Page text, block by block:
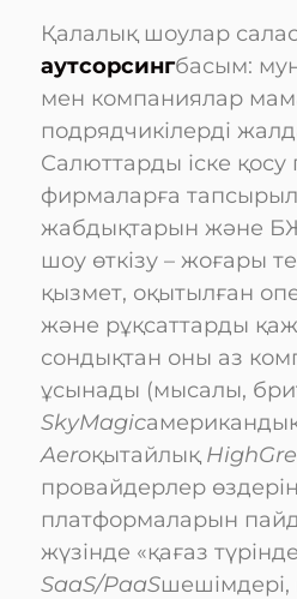
Қалалық шоулар
аутсорсингбасым:
мен компаниялар
подрядчикілерді
Салюттарды іске
фирмаларға
жабдықтарын және
шоу өткізу – жоғары
қызмет, оқытылған
және рұқсаттарды
сондықтан оны аз
ұсынады (мысалы,
SkyMagic
Aeroқытайлық
провайдерлер
платформаларын
жүзінде «қағаз
SaaS/PaaS